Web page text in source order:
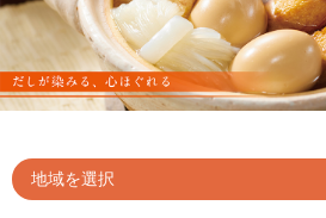
来週の新商品
商品カテゴリ一覧
セブンプレミアム
サービストップ
nanacoトップ
マルチコピー機でできること
企業情報
企業情報トップ
ニュースリリース
私たちの取組み
サステナビリティ
地域を選択